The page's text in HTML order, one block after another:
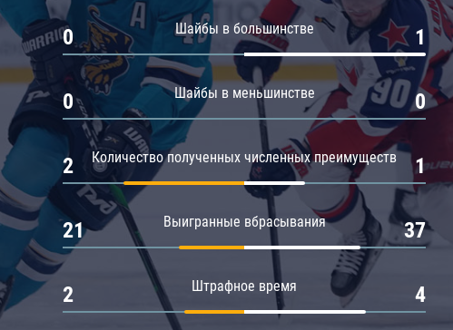
Амур
Барыс
Салават Юлаев
Шайбы в большинстве
0 1
Шайбы в меньшинстве
0 0
Количество полученных численных преимуществ
2 1
Выигранные вбрасывания
21 37
Штрафное время
2 4